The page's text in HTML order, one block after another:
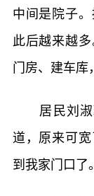
中间是院子
此后越来越
门房、建车库
居民刘淑
道，原来可
到我家门口了